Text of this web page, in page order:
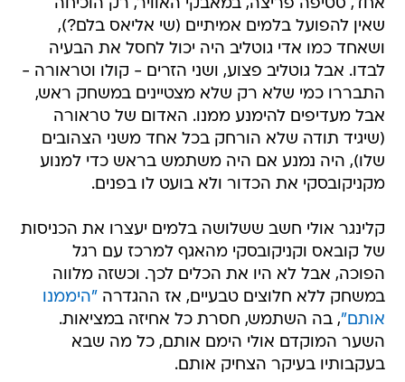
אחד, סטיפה פריצה, במאבקי האוויר, רק הוכיחה
שאין להפועל בלמים אמיתיים (שי אליאס בלם?),
ושאחד כמו אדי גוטליב היה יכול לחסל את הבעיה
לבדו. אבל גוטליב פצוע, ושני הזרים - קולו וטראורה -
התבררו כמי שלא רק שלא מצטיינים במשחק ראש,
אבל מעדיפים להימנע ממנו. האדום של טראורה
(שיגיד תודה שלא הורחק בכל אחד משני הצהובים
שלו), היה נמנע אם היה משתמש בראש כדי למנוע
מקניקובסקי את הכדור ולא בועט לו בפנים.
קלינגר אולי חשב ששלושה בלמים יעצרו את הכניסות
של קובאס וקניקובסקי מהאגף למרכז עם רגל
הפוכה, אבל לא היו את הכלים לכך. וכשזה מלווה
במשחק ללא חלוצים טבעיים, אז ההגדרה "היממנו
אותם", בה השתמש, חסרת כל אחיזה במציאות.
השער המוקדם אולי הימם אותם, כל מה שבא
בעקבותיו בעיקר הצחיק אותם.